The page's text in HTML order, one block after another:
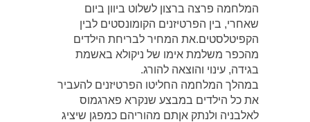
המלחמה פרצה ברצון לשלוט ביוון ביום
שאחרי, בין הפרטיזנים הקומונסטים לבין
הקפיטלסטים.את המחיר לבריחת הילדים
מהכפר משלמת אימו של ניקולא באשמת
בגידה, עינוי והוצאה להורג.
במהלך המלחמה החליטו הפרטיזנים להעביר
את כל הילדים במבצע שנקרא פארגמוס
לאלבניה ולנתק אןתם מהוריהם כמפגן שיציג